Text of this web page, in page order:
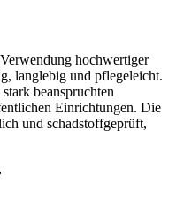
hochwertiger
langlebig und pflegeleicht.
beanspruchten
Einrichtungen. Die
und schadstoffgeprüft,